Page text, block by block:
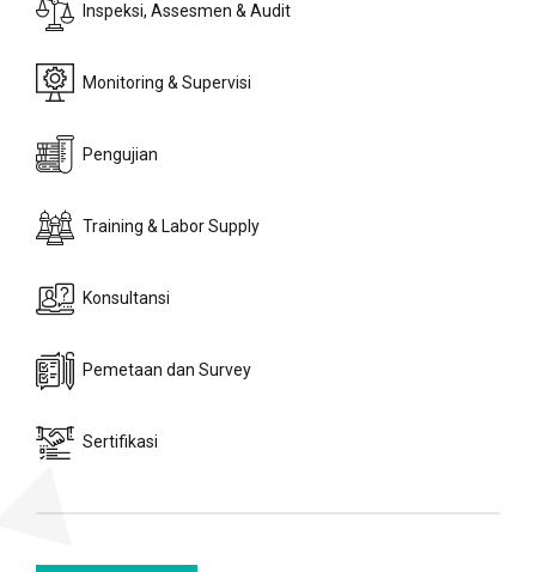
Inspeksi, Assesmen & Audit
Monitoring & Supervisi
Pengujian
Training & Labor Supply
Konsultansi
Pemetaan dan Survey
Sertifikasi